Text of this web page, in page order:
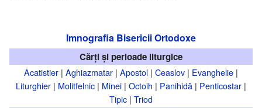
Imnografia Bisericii Ortodoxe
Cărți și perioade liturgice
Acatistier | Aghiazmatar | Apostol | Ceaslov | Evanghelie |
Liturghier | Molitfelnic | Minei | Octoih | Panihidă | Penticostar |
Tipic | Triod